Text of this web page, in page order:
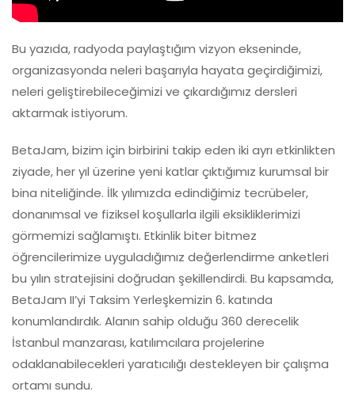
Bu yazıda, radyoda paylaştığım vizyon ekseninde,
organizasyonda neleri başarıyla hayata geçirdiğimizi,
neleri geliştirebileceğimizi ve çıkardığımız dersleri
aktarmak istiyorum.
BetaJam, bizim için birbirini takip eden iki ayrı etkinlikten
ziyade, her yıl üzerine yeni katlar çıktığımız kurumsal bir
bina niteliğinde. İlk yılımızda edindiğimiz tecrübeler,
donanımsal ve fiziksel koşullarla ilgili eksikliklerimizi
görmemizi sağlamıştı. Etkinlik biter bitmez
öğrencilerimize uyguladığımız değerlendirme anketleri
bu yılın stratejisini doğrudan şekillendirdi. Bu kapsamda,
BetaJam II’yi Taksim Yerleşkemizin 6. katında
konumlandırdık. Alanın sahip olduğu 360 derecelik
İstanbul manzarası, katılımcılara projelerine
odaklanabilecekleri yaratıcılığı destekleyen bir çalışma
ortamı sundu.